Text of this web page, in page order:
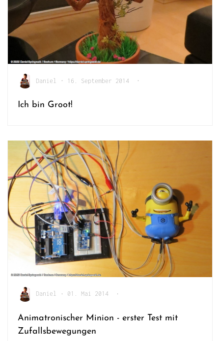
Daniel • 16. September 2014 •
Ich bin Groot!
Daniel • 01. Mai 2014 •
Animatronischer Minion - erster Test mit
Zufallsbewegungen